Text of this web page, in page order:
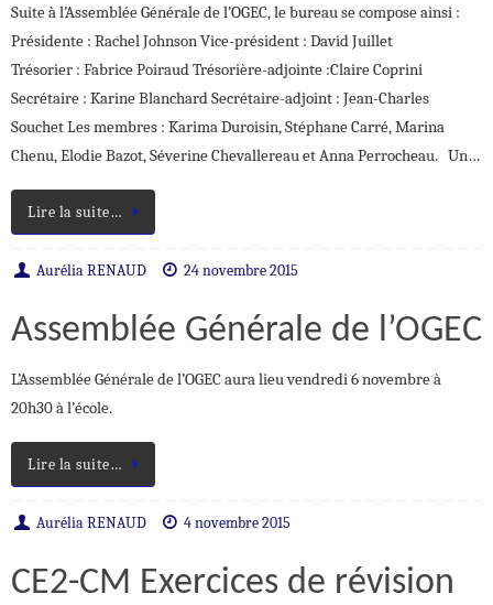
Suite à l’Assemblée Générale de l’OGEC, le bureau se compose ainsi :
Présidente : Rachel Johnson Vice-président : David Juillet
Trésorier : Fabrice Poiraud Trésorière-adjointe :Claire Coprini
Secrétaire : Karine Blanchard Secrétaire-adjoint : Jean-Charles
Souchet Les membres : Karima Duroisin, Stéphane Carré, Marina
Chenu, Elodie Bazot, Séverine Chevallereau et Anna Perrocheau. Un…
Lire la suite…
Aurélia RENAUD 24 novembre 2015
Assemblée Générale de l’OGEC
L’Assemblée Générale de l’OGEC aura lieu vendredi 6 novembre à
20h30 à l’école.
Lire la suite…
Aurélia RENAUD 4 novembre 2015
CE2-CM Exercices de révision